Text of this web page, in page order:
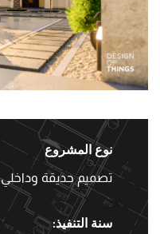
نوع المشروع:
نوع المشروع
تصميم حديقة وداخلي
سنة التنفيذ: